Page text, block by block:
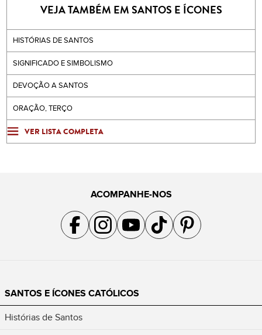
VEJA TAMBÉM EM SANTOS E ÍCONES
HISTÓRIAS DE SANTOS
SIGNIFICADO E SIMBOLISMO
DEVOÇÃO A SANTOS
ORAÇÃO, TERÇO
VER LISTA COMPLETA
ACOMPANHE-NOS
Acompanhe a gente no Facebook
Acompanhe a gente no Instagram
Acompanhe a gente no YouTube
Acompanhe a gente no TikTok
Acompanhe a gente no
SANTOS E ÍCONES CATÓLICOS
Histórias de Santos